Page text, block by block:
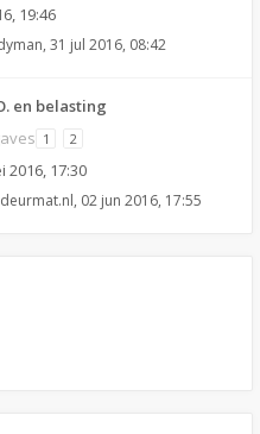
19:46
, 31 jul 2016, 08:42
en belasting
1 2
2016, 17:30
, 02 jun 2016, 17:55